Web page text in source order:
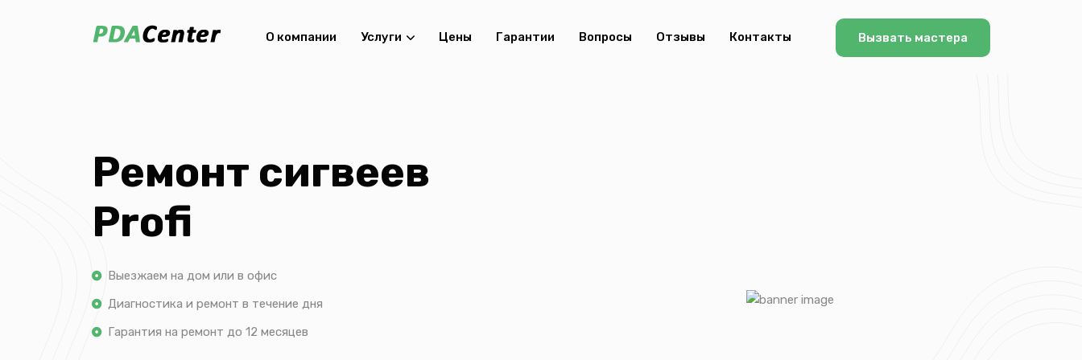
О компании Услуги Цены Гарантии Вопросы Отзывы Контакты Вызвать мастера
Ремонт сигвеев
Profi
Выезжаем на дом или в офис
Диагностика и ремонт в течение дня
Гарантия на ремонт до 12 месяцев